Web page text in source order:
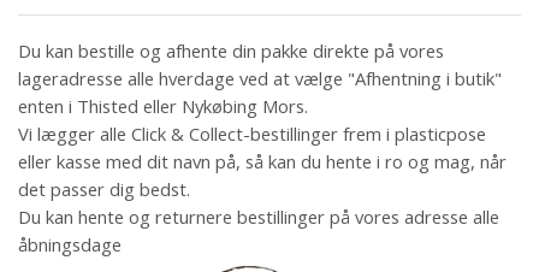
Du kan bestille og afhente din pakke direkte på vores
lageradresse alle hverdage ved at vælge "Afhentning i butik"
enten i Thisted eller Nykøbing Mors.
Vi lægger alle Click & Collect-bestillinger frem i plasticpose
eller kasse med dit navn på, så kan du hente i ro og mag, når
det passer dig bedst.
Du kan hente og returnere bestillinger på vores adresse alle
åbningsdage